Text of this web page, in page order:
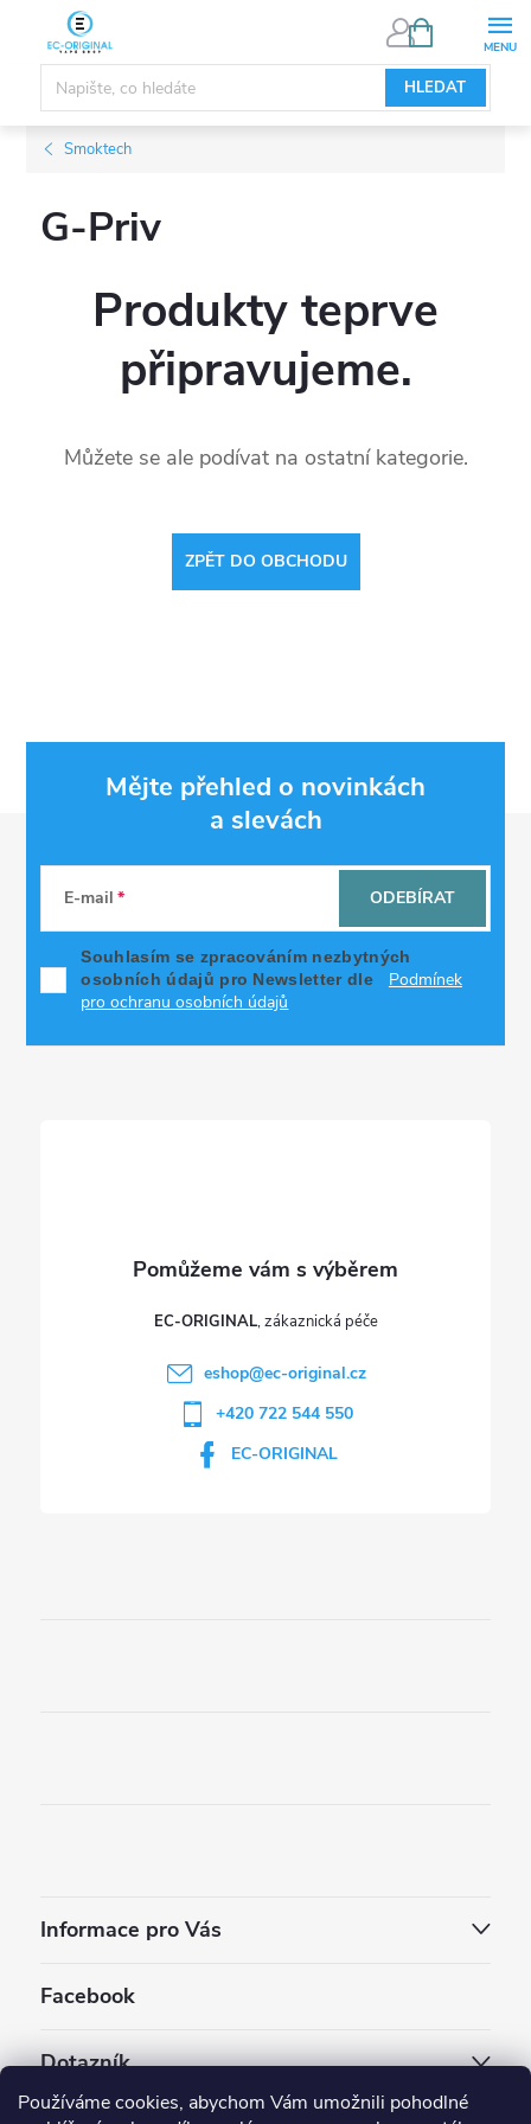
Používáme cookies, abychom Vám umožnili pohodlné
obsah
HLEDAT
NÁKUPNÍ
Smoktech
G-Priv
Produkty teprve
připravujeme.
Můžete se ale podívat na ostatní kategorie.
ZPĚT DO OBCHODU
Mějte přehled o novinkách
a slevách
E-mail
Souhlasím se zpracováním nezbytných
osobních údajů pro Newsletter dle
Podmínek
pro ochranu osobních údajů
ODEBÍRAT
EC-ORIGINAL
eshop@ec-original.cz
+420 722 544 550
EC-ORIGINAL
Informace pro Vás
Facebook
Dotazník